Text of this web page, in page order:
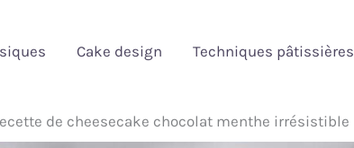
Cake design Techniques pâtissières
de cheesecake chocolat menthe irrésistible